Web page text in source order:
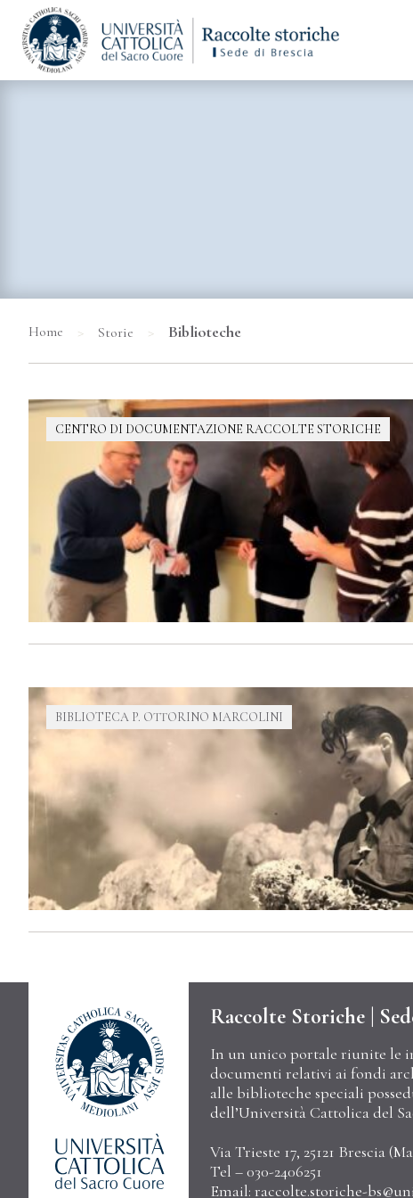
Home > Storie > Biblioteche
CENTRO DI DOCUMENTAZIONE RACCOLTE STORICHE
BIBLIOTECA P. OTTORINO MARCOLINI
Raccolte Storiche |
In un unico portale riunite le
documenti relativi ai fondi
alle biblioteche speciali
dell’Università Cattolica del
Via Trieste 17, 25121 Brescia (
Tel – 030-2406251
Email: raccolte.storiche-